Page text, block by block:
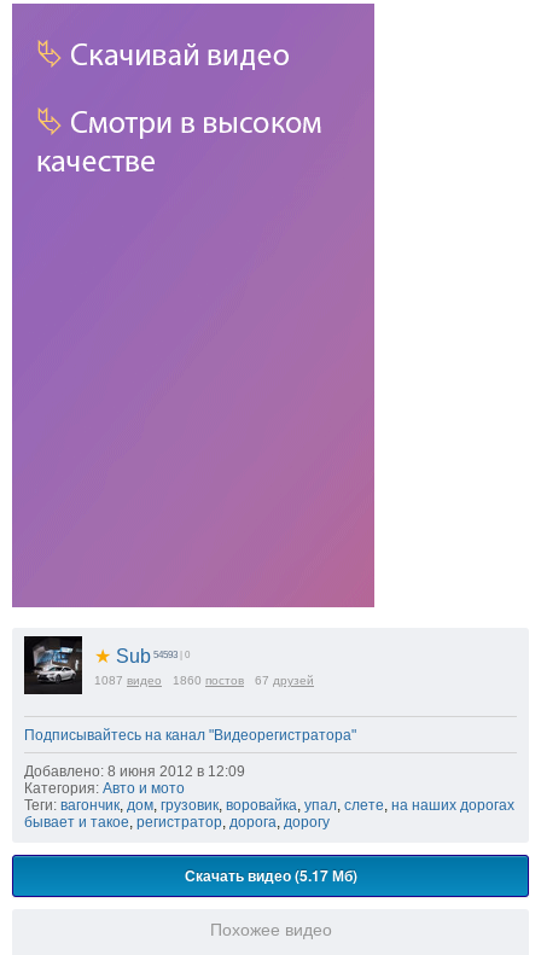
★ Sub 54593 | 0
1087 видео 1860 постов 67 друзей
Подписывайтесь на канал "Видеорегистратора"
Добавлено: 8 июня 2012 в 12:09
Категория: Авто и мото
Теги: вагончик, дом, грузовик, воровайка, упал, слете, на наших дорогах
бывает и такое, регистратор, дорога, дорогу
Скачать видео (5.17 Мб)
Похожее видео